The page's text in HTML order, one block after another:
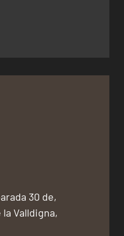
30 de,
Valldigna,